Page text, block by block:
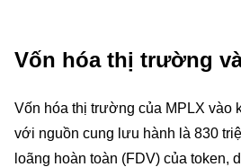
Vốn hóa thị trường
Vốn hóa thị trường của MPLX vào
với nguồn cung lưu hành là 830
loãng hoàn toàn (FDV) của token,